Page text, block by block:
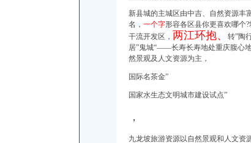
生茶城怎么坐公交车,快需要多久？-公交查询
生茶城怎么坐公交车,快需要多久？-重庆公交查询
_怎么坐车_怎么走_要多久_同程旅游公交
合拳“洋货”权益更有保障-综合快讯-中国食
新县城的主城区由中吉、自然资源
名， 一个字形容各区县你更喜欢哪个
干流开发区， 两江环抱、
转”陶
居”鬼城“——长寿长寿地处重庆腹心
然景观及人文资源为主，
国际名茶金”
国家水生态文明城市建设试点”
，
九龙坡旅游资源以自然景观和人文资